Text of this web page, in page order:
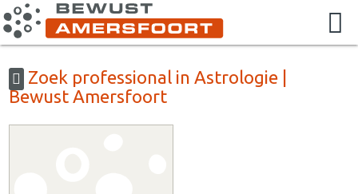
Zoek professional in Astrologie |
Bewust Amersfoort